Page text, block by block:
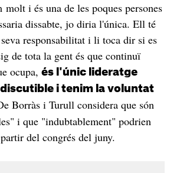
i és una de les poques persones
dissabte, jo diria l'única. Ell té
responsabilitat i li toca dir si es
de tota la gent és que continuï
ocupa, és l'únic lideratge
i tenim la voluntat
Borràs i Turull considera que són
i que "indubtablement" podrien
del congrés del juny.